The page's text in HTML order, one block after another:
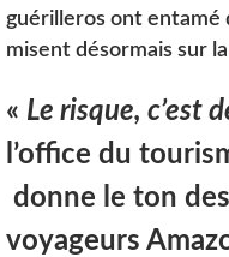
guérilleros ont entamé
misent désormais sur
« Le risque, c’est
l’office du
donne le ton
voyageurs